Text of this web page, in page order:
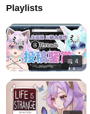
Playlists
4